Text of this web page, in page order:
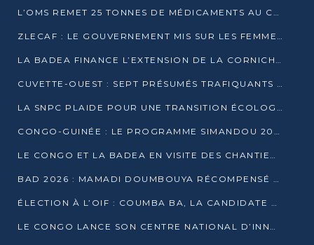
L’OMS REMET 25 TONNES DE MÉDICAMENTS AU CONGO POUR RENFORCER LA RIPOSTE AUX ÉPIDÉMIES
ZLECAF : LE GOUVERNEMENT MIS SUR LES FEMMES ENTREPRENEURES
LA BADEA FINANCE L’EXTENSION DE LA CORNICHE SUD DE BRAZZAVILLE
CUVETTE-OUEST : SEPT PRÉSUMÉS TRAFIQUANTS DE FAUNE INTERPELLÉS À EWO ET KELLÉ
LA SNPC PLAIDE POUR UNE TRANSITION ÉCOLOGIQUE PROGRESSIVE
CONGO-GUINÉE : LE PROGRAMME SIMANDOU 2040 AU CŒUR DES ÉCHANGES À LA BAD
LE CONGO ET LA BADEA EN VISITE DES CHANTIERS
BAD 2026 : MAMADI DOUMBOUYA RÉCOMPENSÉ PAR LE TROPHÉE BABACAR NDIAYE À BRAZZAVILLE
ÉLECTION À L’OIF : COUMBA BA, LA CANDIDATE DISCRÈTE QUI BOUSCULE LE JEU DIPLOMATIQUE
LE CONGO LANCE SON CENTRE NATIONAL D’INNOVATION